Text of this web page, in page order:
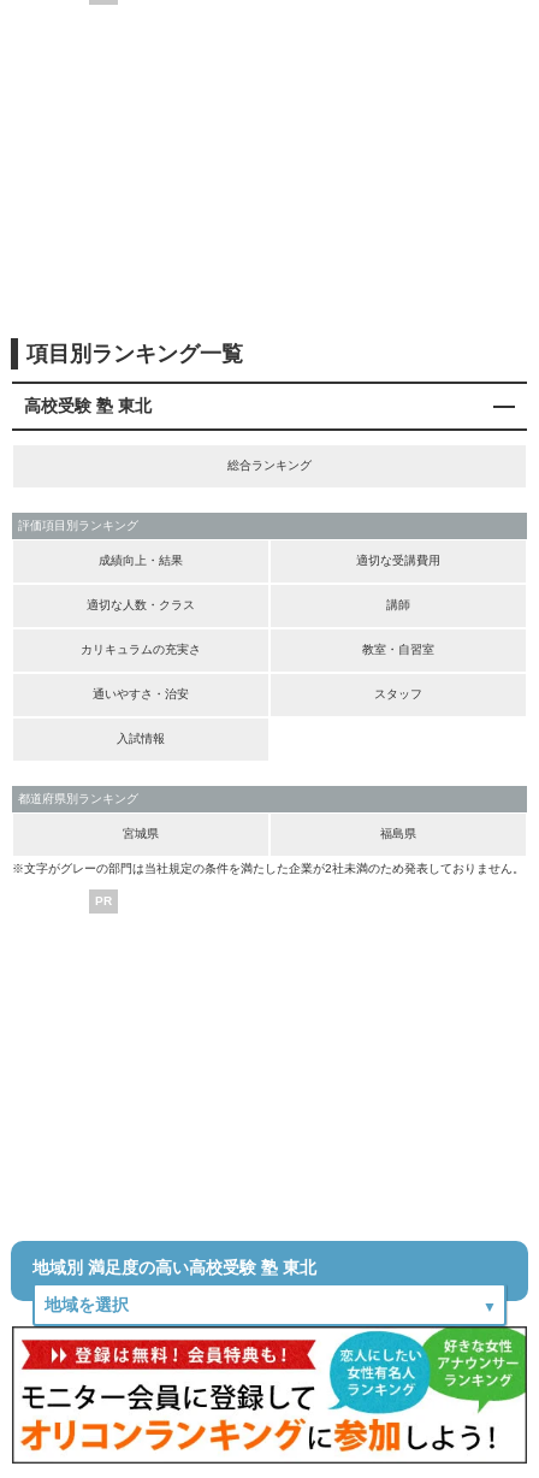
項目別ランキング一覧
高校受験 塾 東北
総合ランキング
評価項目別ランキング
成績向上・結果 適切な受講費用
適切な人数・クラス 講師
カリキュラムの充実さ 教室・自習室
通いやすさ・治安 スタッフ
入試情報
都道府県別ランキング
宮城県 福島県
※文字がグレーの部門は当社規定の条件を満たした企業が2社未満のため発表しておりません。
PR
地域別 満足度の高い高校受験 塾 東北